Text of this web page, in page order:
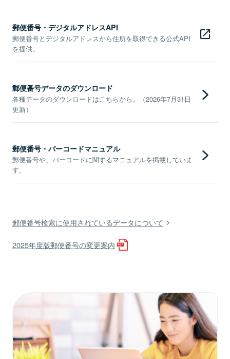
郵便番号・デジタルアドレスAPI
郵便番号とデジタルアドレスから住所を取得できる公式API
を提供。
郵便番号データのダウンロード
各種データのダウンロードはこちらから。（2026年7月31日
更新）
郵便番号・バーコードマニュアル
郵便番号や、バーコードに関するマニュアルを掲載していま
す。
郵便番号検索に使用されているデータについて
2025年度版郵便番号の変更案内